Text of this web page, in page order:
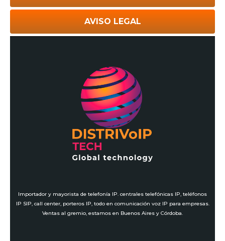
AVISO LEGAL
Importador y mayorista de telefonía IP. centrales telefónicas IP, teléfonos
IP SIP, call center, porteros IP, todo en comunicación voz IP para empresas.
Ventas al gremio, estamos en Buenos Aires y Córdoba.